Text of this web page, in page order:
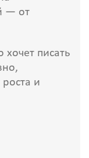
— от
хочет писать
и